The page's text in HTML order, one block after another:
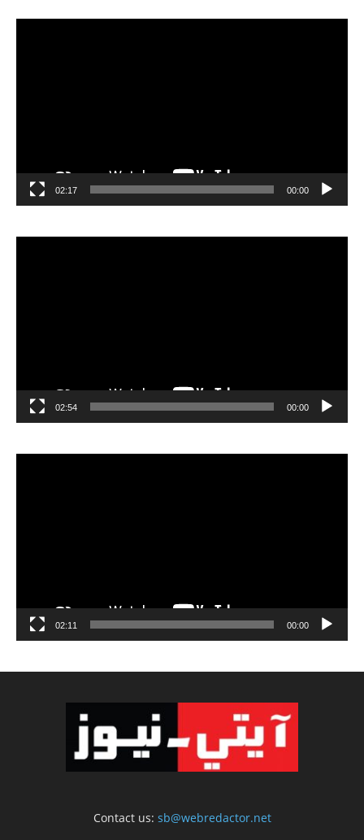
00:00
02:17
00:00
02:54
00:00
02:11
Contact us: sb@webredactor.net